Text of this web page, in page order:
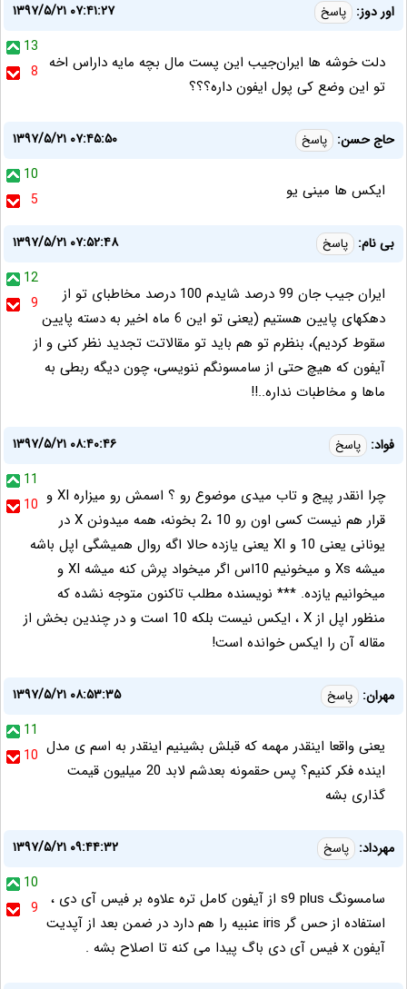
اور دوز: پاسخ
۱۳۹۷/۵/۲۱ ۰۷:۴۱:۲۷
13
8 دلت خوشه ها ایران‌جیب این پست مال بچه مایه داراس اخه
تو این وضع کی پول ایفون داره؟؟؟
حاج حسن: پاسخ
۱۳۹۷/۵/۲۱ ۰۷:۴۵:۵۰
10
5
ایکس ها مینی یو
بی نام: پاسخ
۱۳۹۷/۵/۲۱ ۰۷:۵۲:۴۸
12
9
ایران جیب جان 99 درصد شایدم 100 درصد مخاطبای تو از
دهکهای پایین هستیم (یعنی تو این 6 ماه اخیر به دسته پایین
سقوط کردیم)، بنظرم تو هم باید تو مقالاتت تجدید نظر کنی و از
آیفون که هیچ حتی از سامسونگم ننویسی، چون دیگه ربطی به
ماها و مخاطبات نداره..!!
فواد: پاسخ
۱۳۹۷/۵/۲۱ ۰۸:۴۰:۴۶
11
10 چرا انقدر پیج و تاب میدی موضوع رو ؟ اسمش رو میزاره XI و
قرار هم نیست کسی اون رو 10 ،2 بخونه، همه میدونن X در
یونانی یعنی 10 و XI یعنی یازده حالا اگه روال همیشگی اپل باشه
میشه Xs و میخونیم 10اس اگر میخواد پرش کنه میشه XI و
میخوانیم یازده. *** نویسنده مطلب تاکنون متوجه نشده که
منظور اپل از X ، ایکس نیست بلکه 10 است و در چندین بخش از
مقاله آن را ایکس خوانده است!
مهران: پاسخ
۱۳۹۷/۵/۲۱ ۰۸:۵۳:۳۵
11
10 یعنی واقعا اینقدر مهمه که قبلش بشینیم اینقدر به اسم ی مدل
اینده فکر کنیم؟ پس حقمونه بعدشم لابد 20 میلیون قیمت
گذاری بشه
مهرداد: پاسخ
۱۳۹۷/۵/۲۱ ۰۹:۴۴:۳۲
10
9
سامسونگ s9 plus از آیفون کامل تره علاوه بر فیس آی دی ،
استفاده از حس گر iris عنبیه را هم دارد در ضمن بعد از آپدیت
آیفون x فیس آی دی باگ پیدا می کنه تا اصلاح بشه .